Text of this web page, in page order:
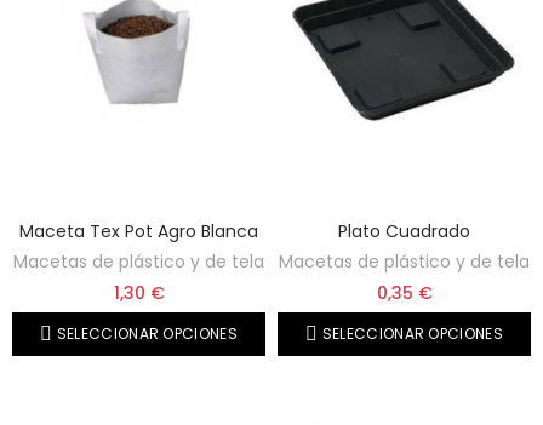
Maceta Tex Pot Agro Blanca
Macetas de plástico y de tela
1,30 €
SELECCIONAR OPCIONES
Plato Cuadrado
Macetas de plástico y de tela
0,35 €
SELECCIONAR OPCIONES